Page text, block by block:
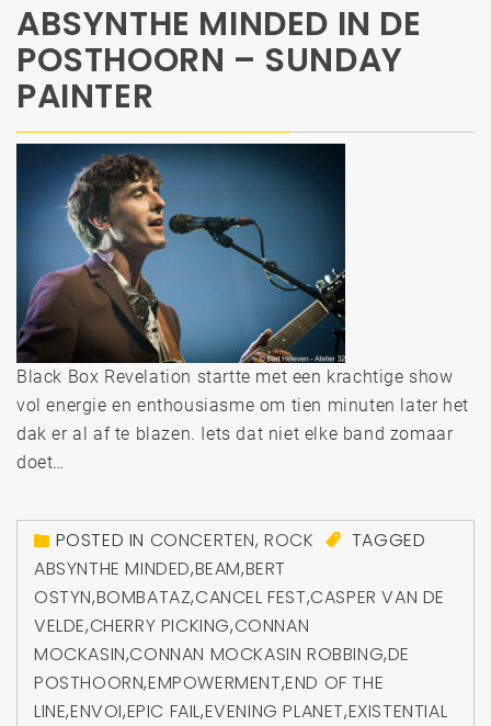
ABSYNTHE MINDED IN DE
POSTHOORN – SUNDAY
PAINTER
Black Box Revelation startte met een krachtige show
vol energie en enthousiasme om tien minuten later het
dak er al af te blazen. Iets dat niet elke band zomaar
doet…
POSTED IN CONCERTEN,ROCK
TAGGED
ABSYNTHE MINDED,BEAM,BERT
OSTYN,BOMBATAZ,CANCEL FEST,CASPER VAN DE
VELDE,CHERRY PICKING,CONNAN
MOCKASIN,CONNAN MOCKASIN ROBBING,DE
POSTHOORN,EMPOWERMENT,END OF THE
LINE,ENVOI,EPIC FAIL,EVENING PLANET,EXISTENTIAL